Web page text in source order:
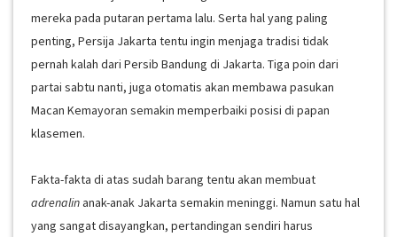
mereka pada putaran pertama lalu. Serta hal yang paling
penting, Persija Jakarta tentu ingin menjaga tradisi tidak
pernah kalah dari Persib Bandung di Jakarta. Tiga poin dari
partai sabtu nanti, juga otomatis akan membawa pasukan
Macan Kemayoran semakin memperbaiki posisi di papan
klasemen.
Fakta-fakta di atas sudah barang tentu akan membuat
adrenalinanak-anak Jakarta semakin meninggi. Namun satu hal
yang sangat disayangkan, pertandingan sendiri harus